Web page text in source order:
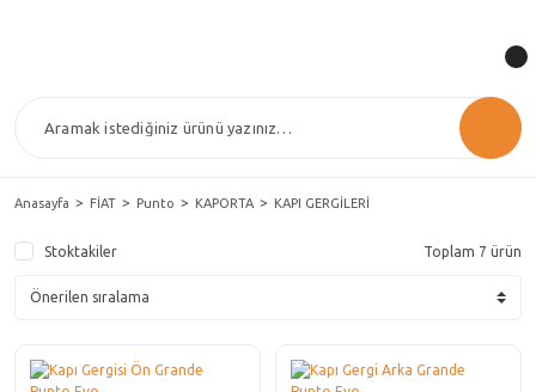
Anasayfa FİAT Punto KAPORTA KAPI GERGİLERİ
Stoktakiler Toplam 7 ürün